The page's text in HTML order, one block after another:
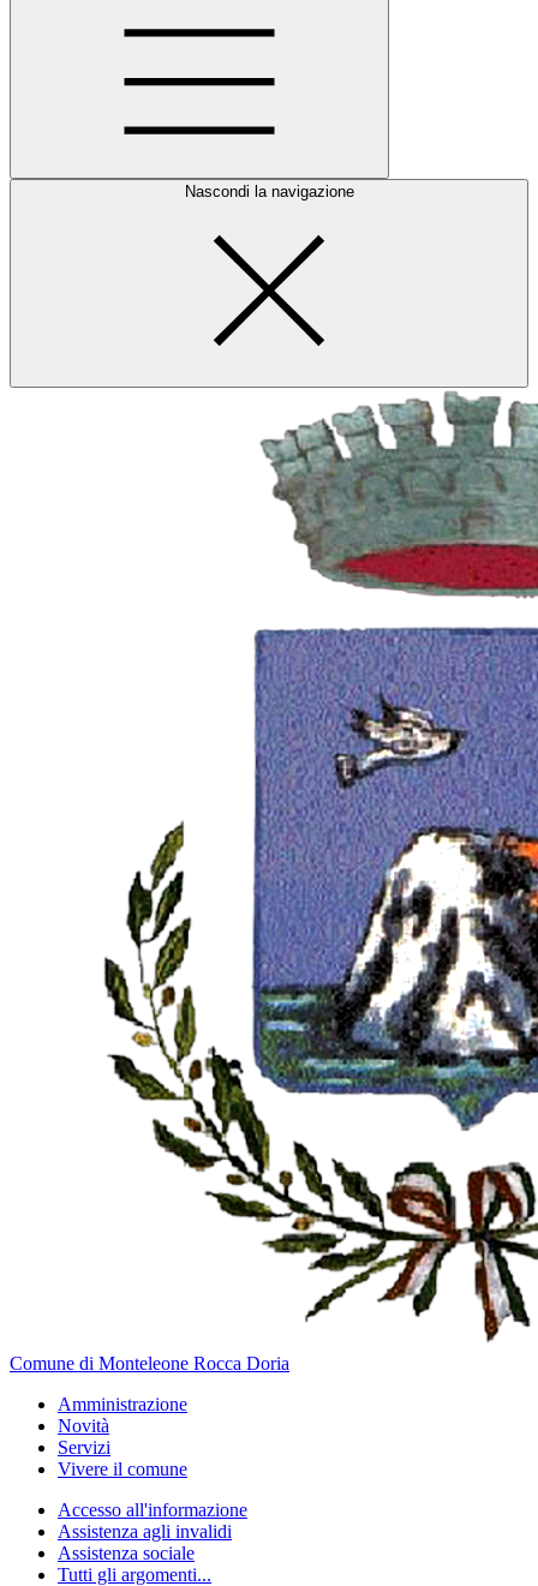
Nascondi la navigazione
Comune di Monteleone Rocca Doria
Amministrazione
Novità
Servizi
Vivere il comune
Accesso all'informazione
Assistenza agli invalidi
Assistenza sociale
Tutti gli argomenti...